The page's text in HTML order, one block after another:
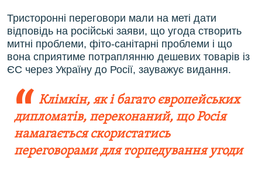
Тристоронні переговори мали на меті дати
відповідь на російські заяви, що угода створить
митні проблеми, фіто-санітарні проблеми і що
вона сприятиме потраплянню дешевих товарів із
ЄС через Україну до Росії, зауважує видання.
Клімкін, як і багато європейських
дипломатів, переконаний, що Росія
намагається скористатись
переговорами для торпедування угоди